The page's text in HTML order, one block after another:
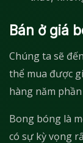
Bán ở giá
Chúng ta sẽ
thể mua được
hàng năm
Bong bóng là
có sự kỳ vọng